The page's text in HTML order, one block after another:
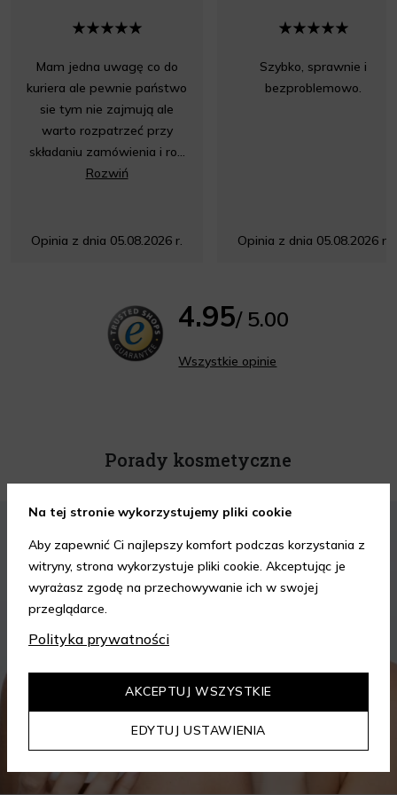
Mam jedna uwagę co do
kuriera ale pewnie państwo
sie tym nie zajmują ale
warto rozpatrzeć przy
składaniu zamówienia i ro...
Rozwiń
Opinia z dnia 05.08.2026 r.
Szybko, sprawnie i
bezproblemowo.
Opinia z dnia 05.08.2026 r.
4.95/ 5.00
Wszystkie opinie
Porady kosmetyczne
KOSMETYKI PIELĘGNACJA SKÓRY
Na tej stronie wykorzystujemy pliki cookie
Aby zapewnić Ci najlepszy komfort podczas korzystania z
witryny, strona wykorzystuje pliki cookie. Akceptując je
wyrażasz zgodę na przechowywanie ich w swojej
przeglądarce.
Polityka prywatności
EDYTUJ USTAWIENIA
AKCEPTUJ WSZYSTKIE